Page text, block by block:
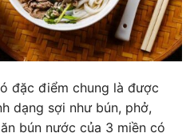
đặc điểm chung là được
dạng sợi như bún, phở,
bún nước của 3 miền có